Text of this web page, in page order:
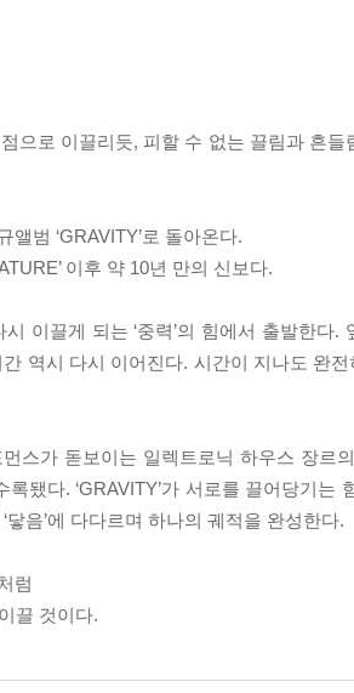
으로 이끌리듯, 피할 수 없는 끌림과 흔
범 ‘GRAVITY’로 돌아온다.
이후 약 10년 만의 신보다.
이끌게 되는 ‘중력’의 힘에서 출발한다
역시 다시 이어진다. 시간이 지나도 완
스가 돋보이는 일렉트로닉 하우스 장르
됐다. ‘GRAVITY’가 서로를 끌어당기
닿음’에 다다르며 하나의 궤적을 완성한다.
럼
끌 것이다.